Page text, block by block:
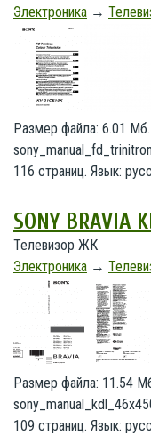
Электроника →
Размер файла: 6.01
116 страниц. Язык:
SONY BRAVIA
Телевизор ЖК
Электроника →
Размер файла: 11.54
109 страниц. Язык: